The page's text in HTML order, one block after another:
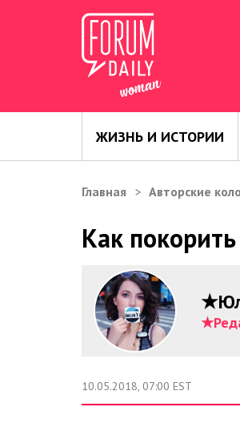
ЖИЗНЬ И ИСТОРИИ
Главная Авторские
Как
10.05.2018, 07:00 EST